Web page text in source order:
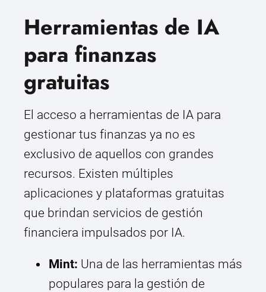
Herramientas de IA
para finanzas
gratuitas
El acceso a herramientas de IA para
gestionar tus finanzas ya no es
exclusivo de aquellos con grandes
recursos. Existen múltiples
aplicaciones y plataformas gratuitas
que brindan servicios de gestión
financiera impulsados por IA.
Mint: Una de las herramientas más
populares para la gestión de